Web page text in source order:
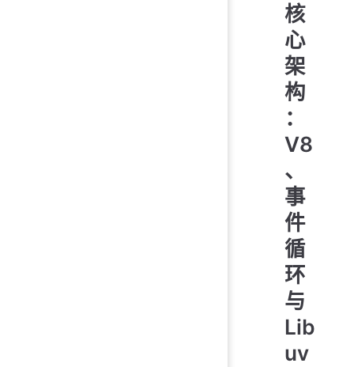
核
心
架
构
：
V8
、
事
件
循
环
与
Lib
uv